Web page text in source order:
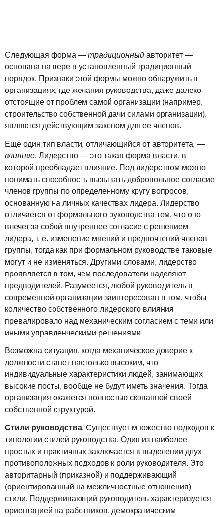
Следующая форма — традиционный авторитет —
основана на вере в установленный традиционный
порядок. Признаки этой формы можно обнаружить в
организациях, где желания руководства, даже далеко
отстоящие от проблем самой организации (например,
строительство собственной дачи силами организации),
являются действующим законом для ее членов.
Еще один тип власти, отличающийся от авторитета, —
влияние. Лидерство — это такая форма власти, в
которой преобладает влияние. Под лидерством можно
понимать способность вызывать добровольное согласие
членов группы по определенному кругу вопросов,
основанную на личных качествах лидера. Лидерство
отличается от формального руководства тем, что оно
влечет за собой внутреннее согласие с решением
лидера, т. е. изменение мнений и предпочтений членов
группы, тогда как при формальном руководстве таковые
могут и не изменяться. Другими словами, лидерство
проявляется в том, чем последователи наделяют
предводителей. Разумеется, любой руководитель в
современной организации заинтересован в том, чтобы
количество собственного лидерского влияния
превалировало над механическим согласием с теми или
иными управленческими решениями.
Возможна ситуация, когда механическое доверие к
должности станет настолько высоким, что
индивидуальные характеристики людей, занимающих
высокие посты, вообще не будут иметь значения. Тогда
организация окажется полностью скованной своей
собственной структурой.
Стили руководства. Существует множество подходов к
типологии стилей руководства. Один из наиболее
простых и практичных заключается в выделении двух
противоположных подходов к роли руководителя. Это
авторитарный (приказной) и поддерживающий
(ориентированный на межличностные отношения)
стили. Поддерживающий руководитель характеризуется
ориентацией на работников, демократическим